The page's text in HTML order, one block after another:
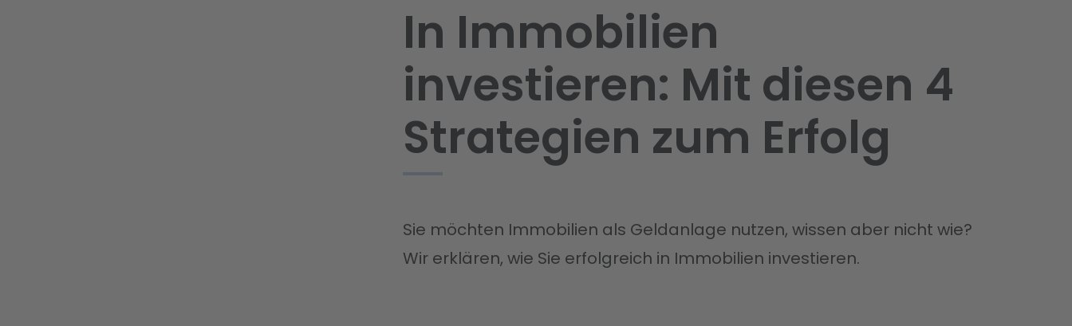
In Immobilien
investieren: Mit diesen 4
Strategien zum Erfolg
Sie möchten Immobilien als Geldanlage nutzen, wissen aber nicht wie?
Wir erklären, wie Sie erfolgreich in Immobilien investieren.